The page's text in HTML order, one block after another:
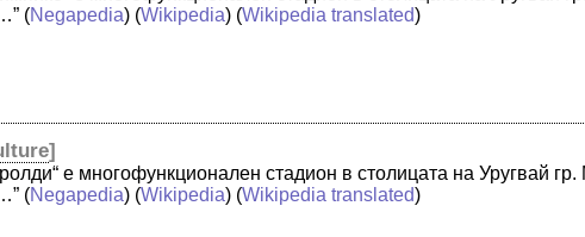
(Negapedia) (Wikipedia) (Wikipedia translated)
]
е многофункционален стадион в столицата на Уругвай
(Negapedia) (Wikipedia) (Wikipedia translated)